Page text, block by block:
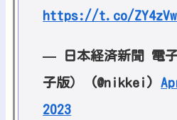
https://t.co/
— 日本経済新聞 電
子版） (@nikkei)
2023